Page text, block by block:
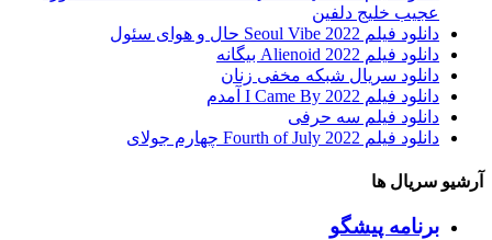
عجیب خلیج دلفین
دانلود فیلم Seoul Vibe 2022 حال و هوای سئول
دانلود فیلم Alienoid 2022 بیگانه
دانلود سریال شبکه مخفی زنان
دانلود فیلم I Came By 2022 آمدم
دانلود فیلم سه حرفی
دانلود فیلم Fourth of July 2022 چهارم جولای
آرشیو سریال ها
برنامه پیشگو